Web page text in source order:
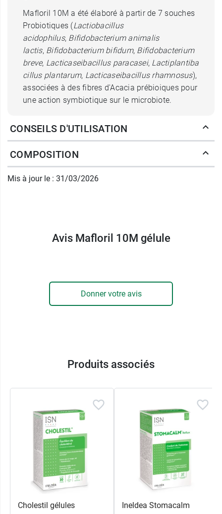
Mafloril 10M a été élaboré à partir de 7 souches
Probiotiques (Lactiobacillus
acidophilus, Bifidobacterium animalis
lactis, Bifidobacterium bifidum, Bifidobacterium
breve, Lacticaseibacillus paracasei, Lactiplantiba
cillus plantarum, Lacticaseibacillus rhamnosus),
associées à des fibres d'Acacia prébioiques pour
une action symbiotique sur le microbiote.
Les souches, aux effets documentés, sont
l'équilibre de la flore intestinale
ambiante, dans leur emballage d'origine.
vous propose lesgélules Transiregul aux fibres
ZI de Carros, 10ème Rue - 4ème Avenue,
CONSEILS D'UTILISATION
COMPOSITION
Mis à jour le : 31/03/2026
Avis Mafloril 10M gélule
Donner votre avis
Produits associés
Cholestil gélules
Ineldea Stomacalm